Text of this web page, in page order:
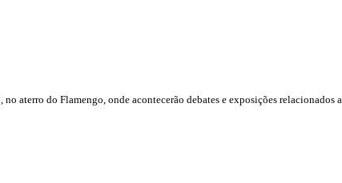
, no aterro do Flamengo, onde acontecerão debates e exposições relacionados